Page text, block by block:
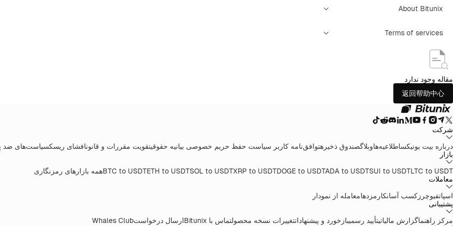
About Bitunix
Terms of services
مقاله وجود ندارد
返回帮助中心
شرکت
درباره بیت یونیکساطلاعیه‌هاوبلاگصندوق ذخیرهتوافق‌نامه کاربر سیاست حفظ حریم خصوصی بیانیه حقوقیتقویت مقررات و قانونافشای ریسکسیاست‌های ضد
بازار
BTC to USDTETH to USDTSOL to USDTXRP to USDTDOGE to USDTADA to USDTSUI to USDTLTC to USDT
همه بازارهای رمزنگاری
معاملات
اسپاتفیوچرز کسب آسانکارمزدهامعامله از نمودار
پشتیبانی
مرکز راهنماگزارش مالیاتیتأیید رسمیبازخورد و پیشنهاداتتغییرات نسخه محصولتماس با Bitunix ارسال درخواستWhales Club